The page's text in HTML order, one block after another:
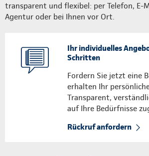
transparent und flexibel: per Telefon, E-
Agentur oder bei Ihnen vor Ort.
Ihr individuelles
Schritten
Fordern Sie jetzt eine
erhalten Ihr
Transparent,
auf Ihre Bedürfnisse
Rückruf anfordern